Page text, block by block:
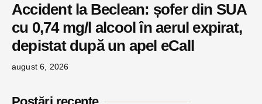
Accident la Beclean: șofer din SUA
cu 0,74 mg/l alcool în aerul expirat,
depistat după un apel eCall
august 6, 2026